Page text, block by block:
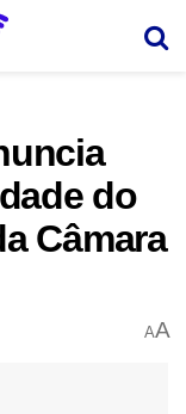
do
Câmara
AA